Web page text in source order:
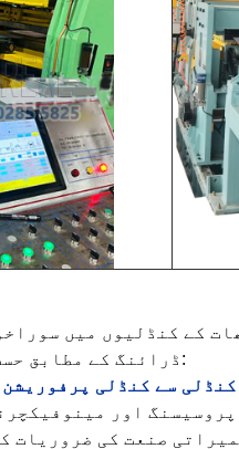
کے کنڈلیوں میں
ڈرائنگ کے مطابق حسب ضرورت ہے۔ کنگریئل اسٹیل سلائٹر میں سوراخ شدہ دھات کی مشینیں شامل ہیں:
کنڈلی سے کنڈلی پرفوریشن
اور
صنعت کی ضروریات